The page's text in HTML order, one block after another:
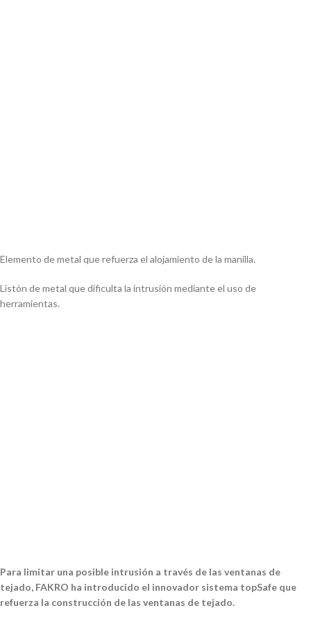
Elemento de metal que refuerza el alojamiento de la manilla.
Listón de metal quedificulta la intrusión mediante el uso de
herramientas.
Para limitar una posible intrusión a través de las ventanas de
tejado, FAKRO ha introducido el innovador sistema topSafe que
refuerza la construcción de las ventanas de tejado.